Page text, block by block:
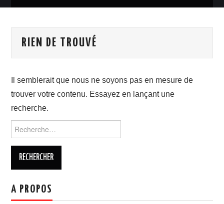
DISTRIBUTION
DIGITAL
INTERNATIONAL
A PROPOS
RIEN DE TROUVÉ
Il semblerait que nous ne soyons pas en mesure de
trouver votre contenu. Essayez en lançant une
recherche.
A PROPOS